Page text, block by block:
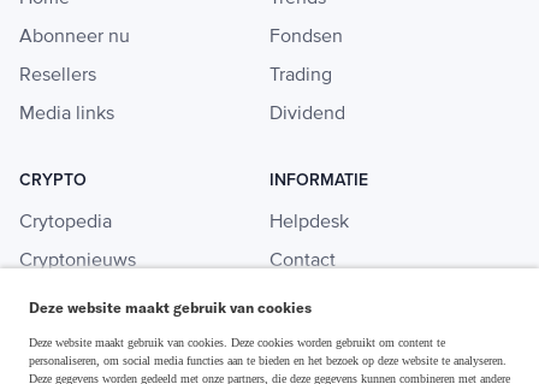
Abonneer nu
Resellers
Media links
Fondsen
Trading
Dividend
CRYPTO
Crytopedia
Cryptonieuws
Crypto koopgids
Investeren in crypto
INFORMATIE
Helpdesk
Contact
Adverteren
Deze website maakt gebruik van cookies
Deze website maakt gebruik van cookies. Deze cookies worden gebruikt om content te
personaliseren, om social media functies aan te bieden en het bezoek op deze website te analyseren.
Deze gegevens worden gedeeld met onze partners, die deze gegevens kunnen combineren met andere